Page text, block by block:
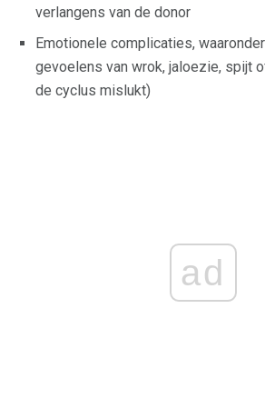
verlangens van de donor
Emotionele complicaties,
gevoelens van wrok, jaloezie, spijt
de cyclus mislukt)
ad